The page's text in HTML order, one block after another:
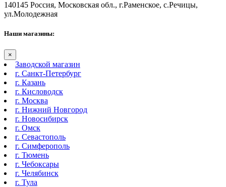
140145 Россия, Московская обл., г.Раменское, с.Речицы,
ул.Молодежная
Наши магазины:
×
Заводской магазин
г. Санкт-Петербург
г. Казань
г. Кисловодск
г. Москва
г. Нижний Новгород
г. Новосибирск
г. Омск
г. Севастополь
г. Симферополь
г. Тюмень
г. Чебоксары
г. Челябинск
г. Тула